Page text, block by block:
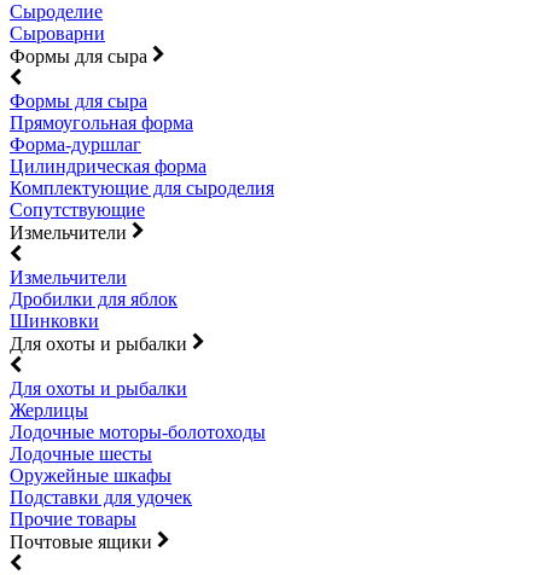
Сыроделие
Сыроварни
Формы для сыра
Формы для сыра
Прямоугольная форма
Форма-дуршлаг
Цилиндрическая форма
Комплектующие для сыроделия
Сопутствующие
Измельчители
Измельчители
Дробилки для яблок
Шинковки
Для охоты и рыбалки
Для охоты и рыбалки
Жерлицы
Лодочные моторы-болотоходы
Лодочные шесты
Оружейные шкафы
Подставки для удочек
Прочие товары
Почтовые ящики